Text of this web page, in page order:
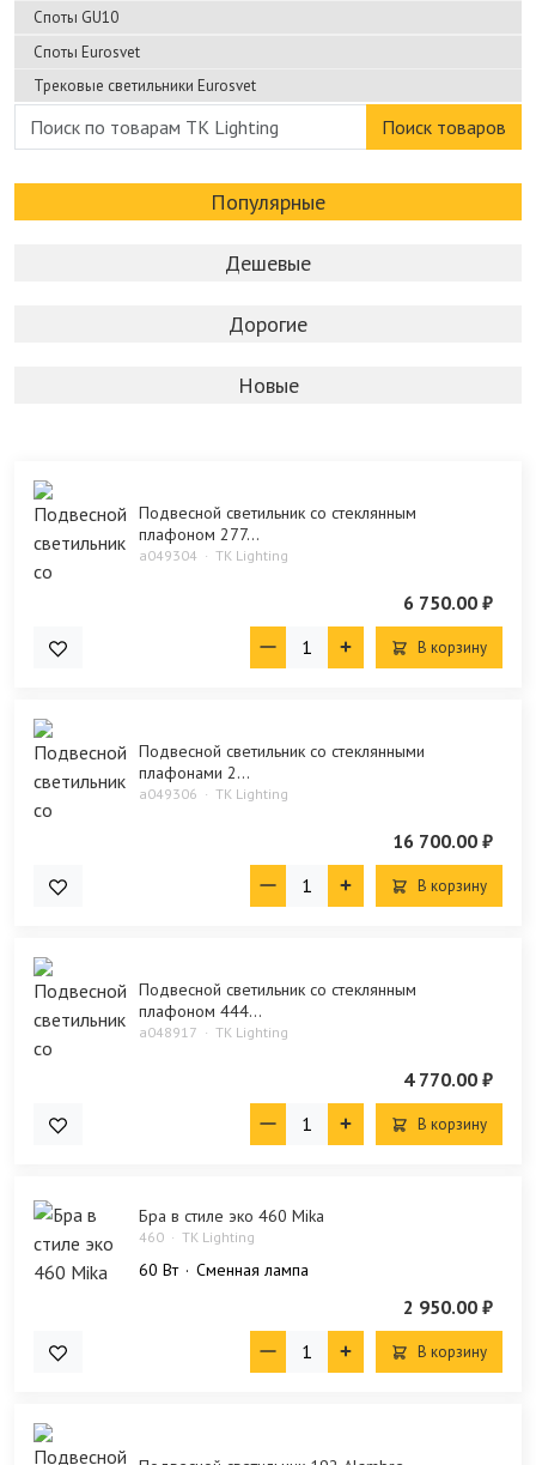
Споты GU10
Споты Eurosvet
Трековые светильники Eurosvet
Поиск товаров
Популярные
Дешевые
Дорогие
Новые
Подвесной светильник со стеклянным
плафоном 277...
a049304 TK Lighting
6 750.00 ₽
В корзину
Подвесной светильник со стеклянными
плафонами 2...
a049306 TK Lighting
16 700.00 ₽
В корзину
Подвесной светильник со стеклянным
плафоном 444...
a048917 TK Lighting
4 770.00 ₽
В корзину
Бра в стиле эко 460 Mika
460 TK Lighting
60 Bт Сменная лампа
2 950.00 ₽
В корзину